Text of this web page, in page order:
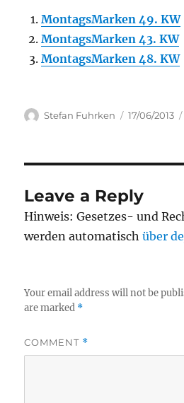
MontagsMarken 49. KW
MontagsMarken 43. KW
MontagsMarken 48. KW
Author
Stefan Fuhrken
Posted
17/06/2013
Leave a Reply
Hinweis: Gesetzes- und
werden automatischüber
Your email address will not be
are marked *
COMMENT *